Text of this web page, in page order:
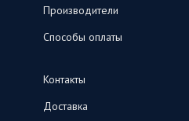
Производители
Способы оплаты
Контакты
Доставка